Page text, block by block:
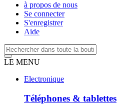
à propos de nous
Se connecter
S'enregistrer
Aide
LE MENU
Electronique
Téléphones & tablettes